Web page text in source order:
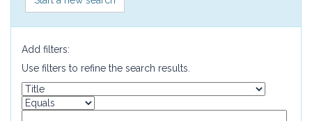
Add filters:
Use filters to refine the search results.